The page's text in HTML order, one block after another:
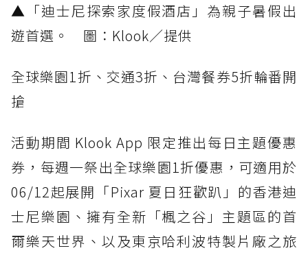
▲「迪士尼探索家度假酒店」為親子暑假出
遊首選。 圖：Klook／提供
全球樂園1折、交通3折、台灣餐券5折輪番開
搶
活動期間 Klook App 限定推出每日主題優惠
券，每週一祭出全球樂園1折優惠，可適用於
06/12起展開「Pixar 夏日狂歡趴」的香港迪
士尼樂園、擁有全新「楓之谷」主題區的首
爾樂天世界、以及東京哈利波特製片廠之旅